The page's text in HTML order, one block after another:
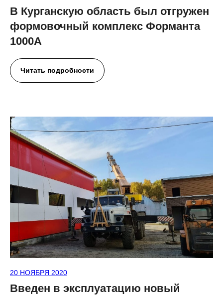
В Курганскую область был отгружен
формовочный комплекс Форманта
1000А
Читать подробности
20 НОЯБРЯ 2020
Введен в эксплуатацию новый